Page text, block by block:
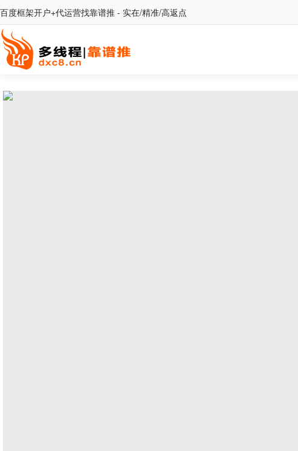
百度框架开户+代运营找靠谱推 - 实在/精准/高返点